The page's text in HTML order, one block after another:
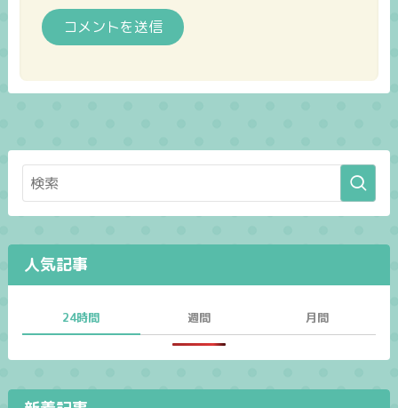
人気記事
24時間 週間 月間